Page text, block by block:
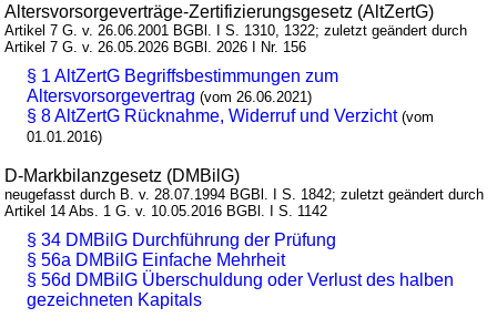
Altersvorsorgeverträge-Zertifizierungsgesetz (AltZertG)
Artikel 7 G. v. 26.06.2001 BGBl. I S. 1310, 1322; zuletzt geändert durch
Artikel 7 G. v. 26.05.2026 BGBl. 2026 I Nr. 156
§ 1 AltZertG Begriffsbestimmungen zum
Altersvorsorgevertrag (vom 26.06.2021)
§ 8 AltZertG Rücknahme, Widerruf und Verzicht (vom
01.01.2016)
D-Markbilanzgesetz (DMBilG)
neugefasst durch B. v. 28.07.1994 BGBl. I S. 1842; zuletzt geändert durch
Artikel 14 Abs. 1 G. v. 10.05.2016 BGBl. I S. 1142
§ 34 DMBilG Durchführung der Prüfung
§ 56a DMBilG Einfache Mehrheit
§ 56d DMBilG Überschuldung oder Verlust des halben
gezeichneten Kapitals